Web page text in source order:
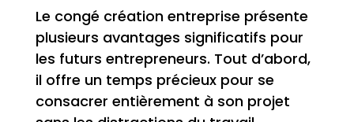
Le congé création entreprise présente
plusieurs avantages significatifs pour
les futurs entrepreneurs. Tout d’abord,
il offre un temps précieux pour se
consacrer entièrement à son projet